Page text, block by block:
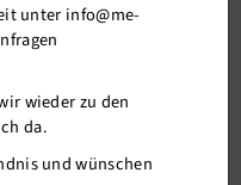
unter info@me-
wieder zu den
da.
und wünschen